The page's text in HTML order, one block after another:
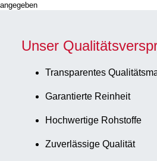
angegeben
Unser
Transparentes
Garantierte Reinheit
Hochwertige Rohstoffe
Zuverlässige Qualität